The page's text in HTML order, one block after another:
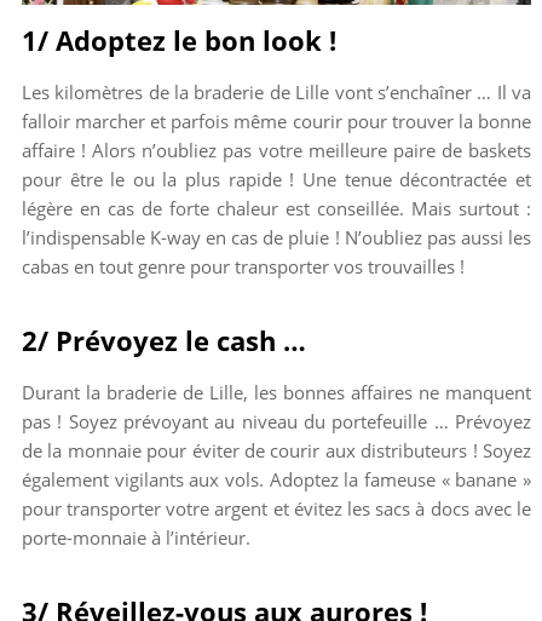
1/ Adoptez le bon look !
Les kilomètres de la braderie de Lille vont s’enchaîner … Il va
falloir marcher et parfois même courir pour trouver la bonne
affaire ! Alors n’oubliez pas votre meilleure paire de baskets
pour être le ou la plus rapide ! Une tenue décontractée et
légère en cas de forte chaleur est conseillée. Mais surtout :
l’indispensable K-way en cas de pluie ! N’oubliez pas aussi les
cabas en tout genre pour transporter vos trouvailles !
2/ Prévoyez le cash …
Durant la braderie de Lille, les bonnes affaires ne manquent
pas ! Soyez prévoyant au niveau du portefeuille … Prévoyez
de la monnaie pour éviter de courir aux distributeurs ! Soyez
également vigilants aux vols. Adoptez la fameuse « banane »
pour transporter votre argent et évitez les sacs à docs avec le
porte-monnaie à l’intérieur.
3/ Réveillez-vous aux aurores !